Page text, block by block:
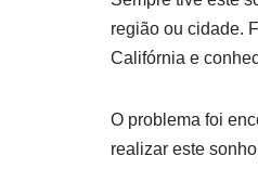
região ou cidade.
Califórnia e
O problema foi
realizar este